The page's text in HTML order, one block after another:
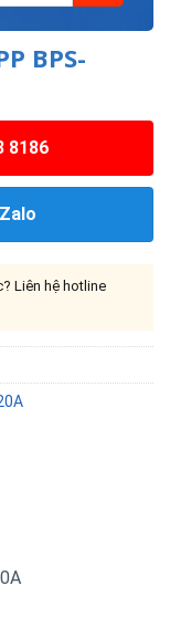
BPS-
8186
Liên hệ hotline